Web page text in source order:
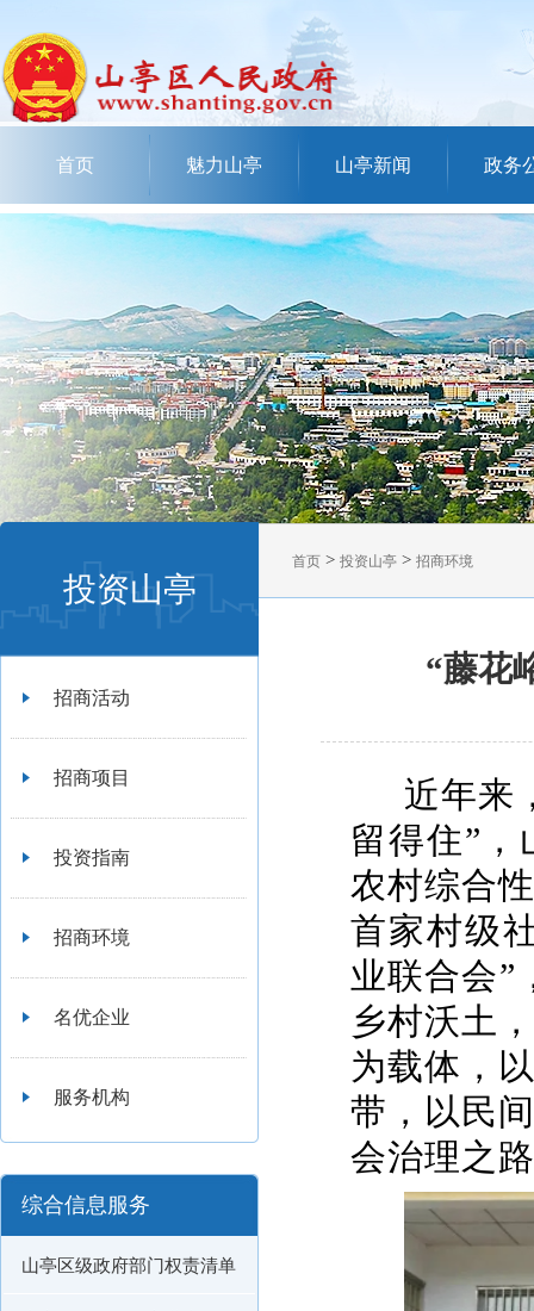
首页 魅力山亭 山亭新闻 政务
投资山亭
招商活动
招商项目
投资指南
招商环境
名优企业
服务机构
综合信息服务
山亭区级政府部门权责清单
首页 > 投资山亭 > 招商环境
“藤花
近年来
留得住”
农村综合
首家村级
业联合会”
乡村沃土
为载体，
带，以民
会治理之